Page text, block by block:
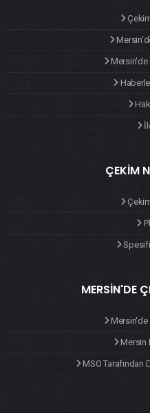
Mersin'de
ÇEKIM
MERSIN'DE
Mersin'de
Mersin
MSO Tarafından